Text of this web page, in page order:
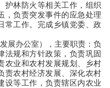
护林防火等相关工作，组织
，负责突发事件的应急处理
常工作。完成乡镇党委、政
展办公室），主要职责：负
法规和方针政策，负责巩固
农业和农村发展规划、乡村
责农村经济发展、深化农村
设等工作，负责辖区内农业